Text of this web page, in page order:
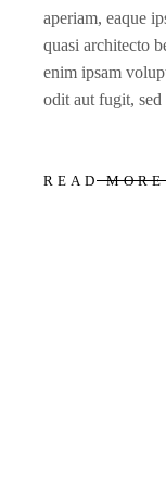
aperiam, eaque
quasi architecto
enim ipsam
odit aut fugit, sed
READ MORE